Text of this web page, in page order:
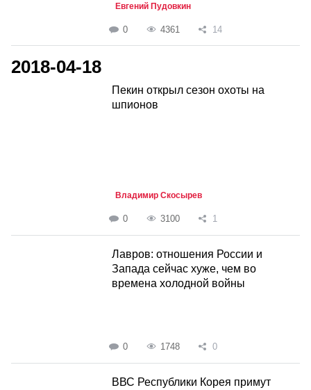
Евгений Пудовкин
0 4361 14
2018-04-18
Пекин открыл сезон охоты на
шпионов
Владимир Скосырев
0 3100 1
Лавров: отношения России и
Запада сейчас хуже, чем во
времена холодной войны
0 1748 0
ВВС Республики Корея примут